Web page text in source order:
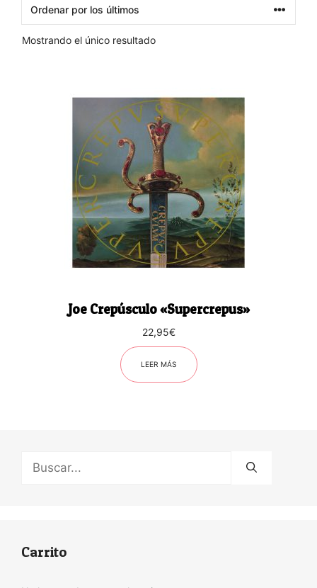
Mostrando el único resultado
Joe Crepúsculo «Supercrepus»
22,95€
LEER MÁS
Carrito